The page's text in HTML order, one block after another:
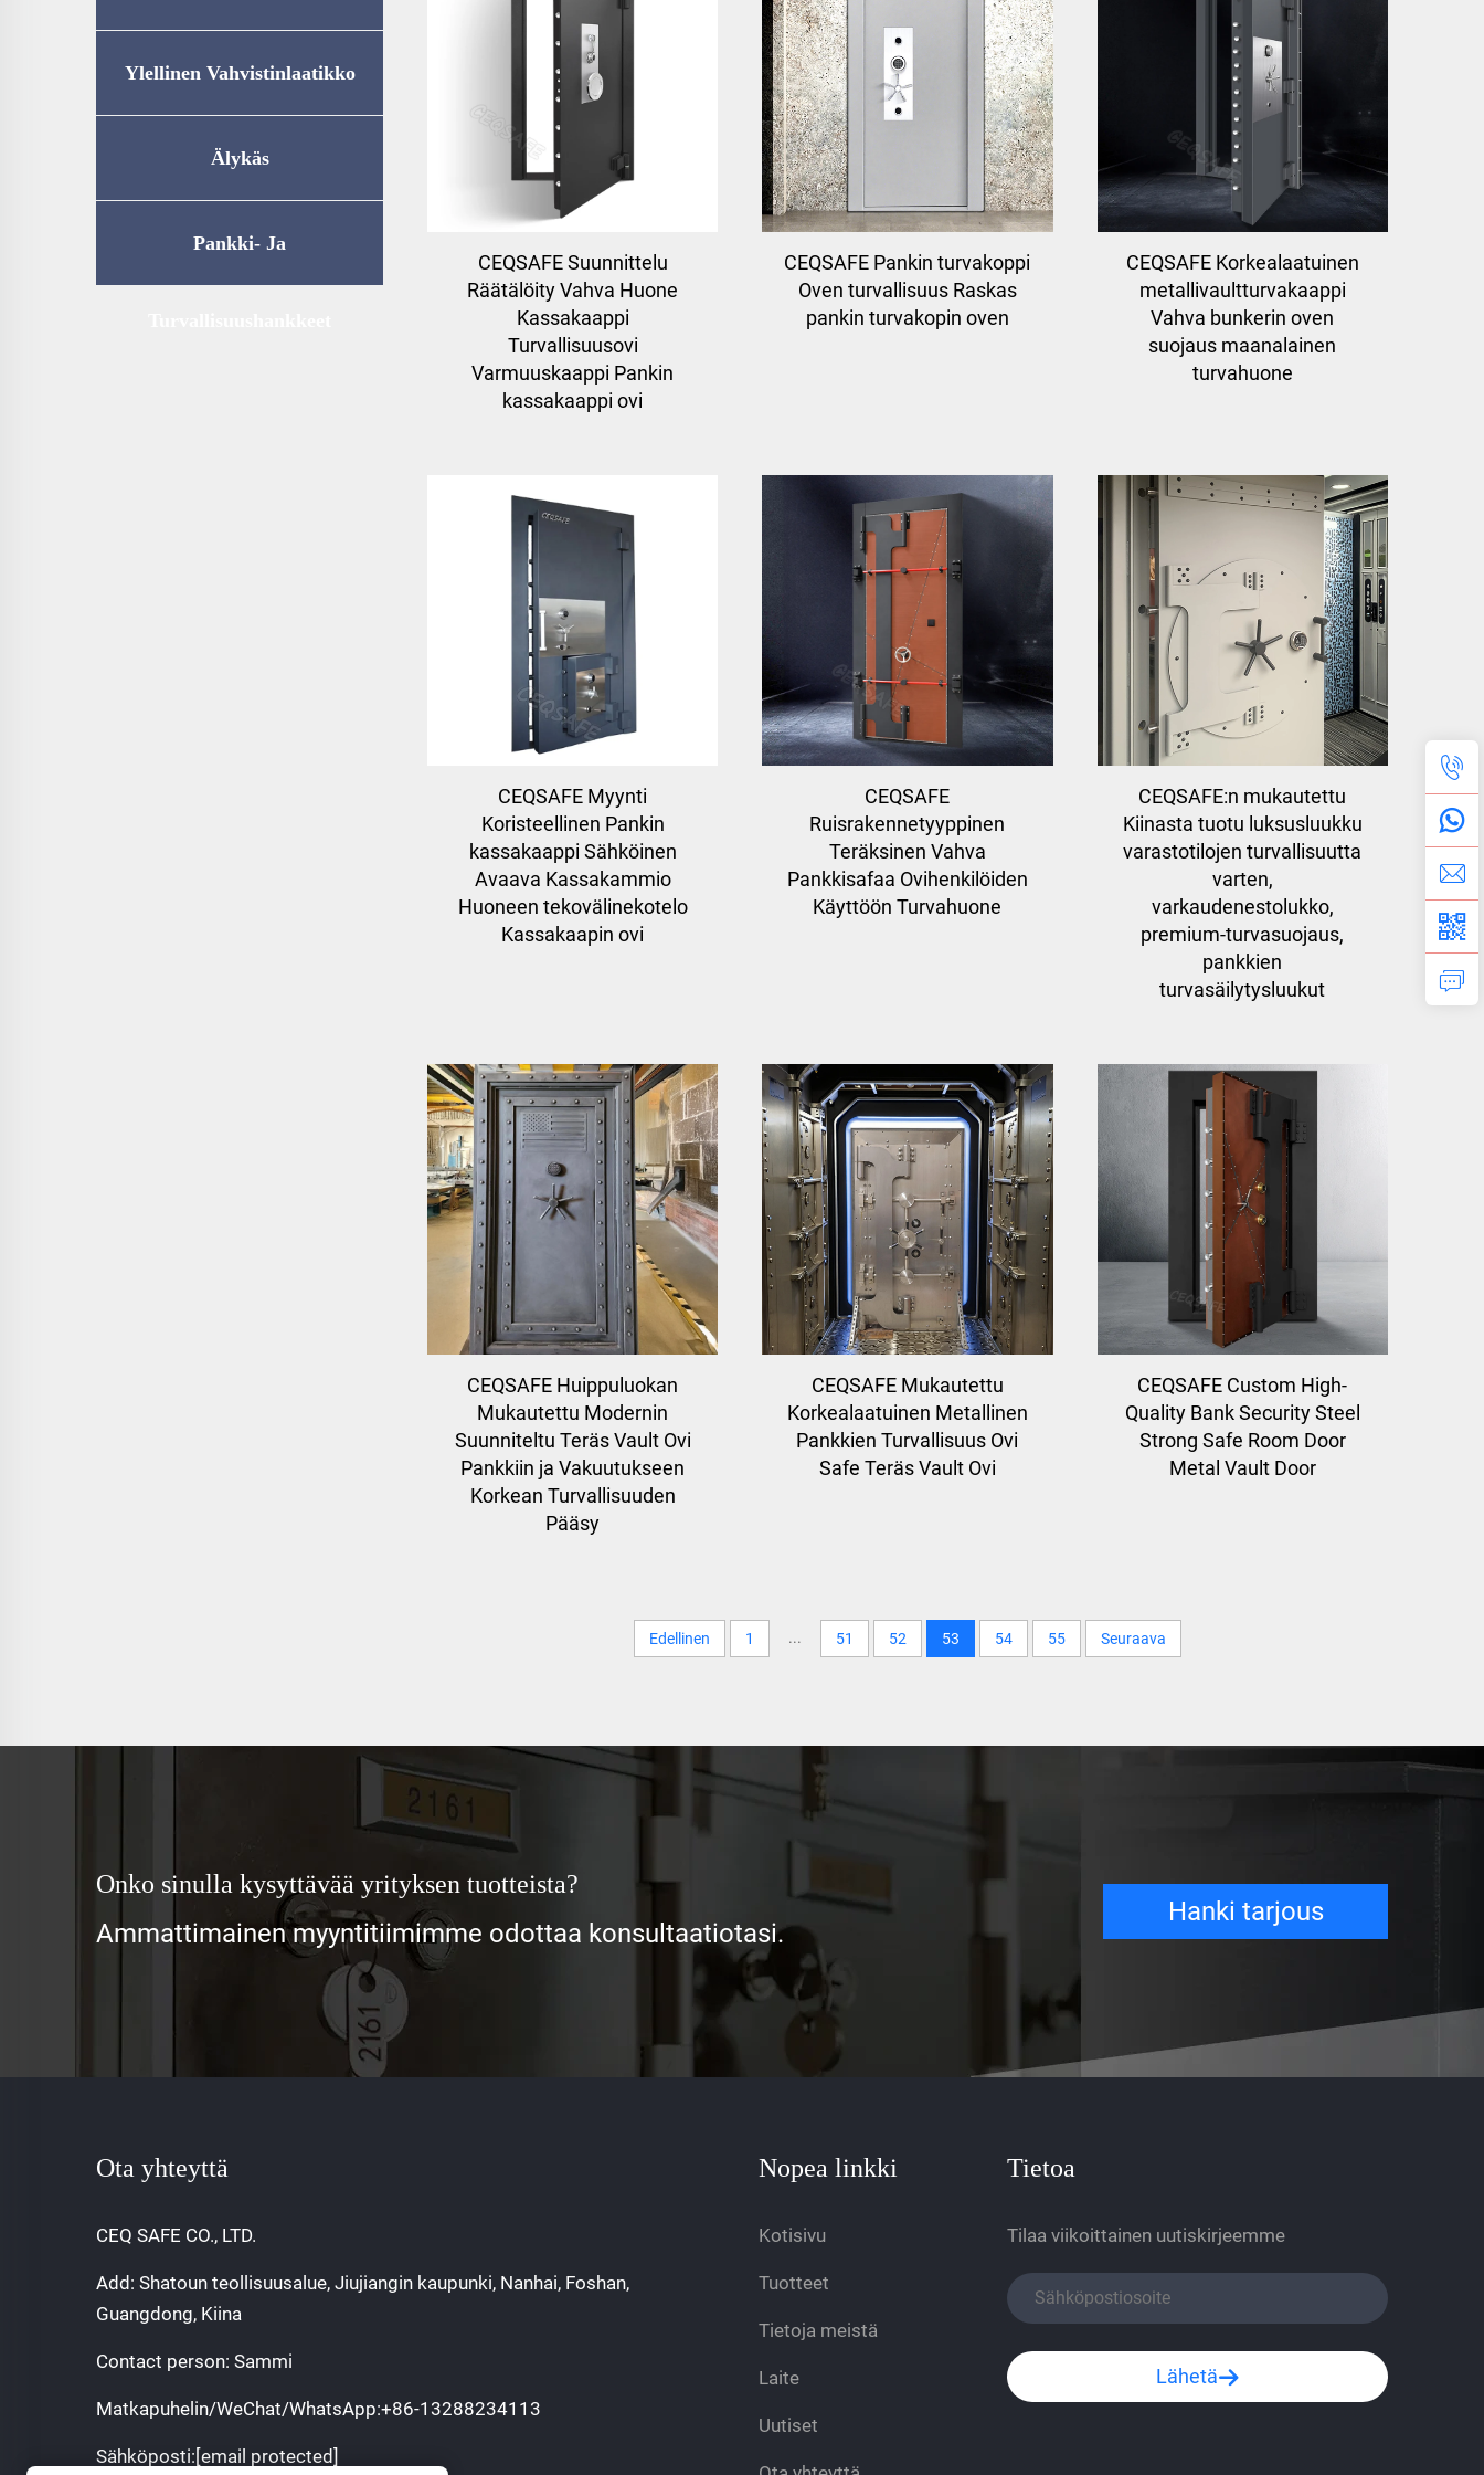
Ylellinen Vahvistinlaatikko
Älykäs
Kotitalousvarastointi
Pankki- Ja
CEQSAFE Suunnittelu
Räätälöity Vahva Huone
Kassakaappi
Turvallisuusovi
Varmuuskaappi Pankin
kassakaappi ovi
CEQSAFE Pankin turvakoppi
Oven turvallisuus Raskas
pankin turvakopin oven
CEQSAFE Korkealaatuinen
metallivaultturvakaappi
Vahva bunkerin oven
suojaus maanalainen
turvahuone
CEQSAFE Myynti
Koristeellinen Pankin
kassakaappi Sähköinen
Avaava Kassakammio
Huoneen tekovälinekotelo
Kassakaapin ovi
CEQSAFE
Ruisrakennetyyppinen
Teräksinen Vahva
Pankkisafaa Ovihenkilöiden
Käyttöön Turvahuone
CEQSAFE:n mukautettu
Kiinasta tuotu luksusluukku
varastotilojen turvallisuutta
varten,
varkaudenestolukko,
premium-turvasuojaus,
pankkien
turvasäilytysluukut
CEQSAFE Huippuluokan
Mukautettu Modernin
Suunniteltu Teräs Vault Ovi
Pankkiin ja Vakuutukseen
Korkean Turvallisuuden
Pääsy
CEQSAFE Mukautettu
Korkealaatuinen Metallinen
Pankkien Turvallisuus Ovi
Safe Teräs Vault Ovi
CEQSAFE Custom High-
Quality Bank Security Steel
Strong Safe Room Door
Metal Vault Door
Edellinen 1 ... 51 52 53 54 55 Seuraava
Onko sinulla kysyttävää yrityksen tuotteista?
Ammattimainen myyntitiimimme odottaa konsultaatiotasi.
Hanki tarjous
Ota yhteyttä
CEQ SAFE CO., LTD.
Add: Shatoun teollisuusalue, Jiujiangin kaupunki, Nanhai, Foshan,
Guangdong, Kiina
Contact person: Sammi
Matkapuhelin/WeChat/WhatsApp:+86-13288234113
Sähköposti:[email protected]
Nopea linkki
Kotisivu
Tuotteet
Tietoja meistä
Laite
Uutiset
Tietoa
Tilaa viikoittainen uutiskirjeemme
Lähetä